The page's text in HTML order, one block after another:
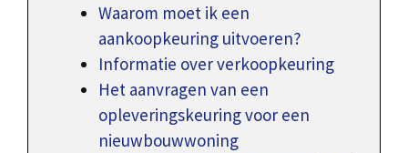
Waarom moet ik een
aankoopkeuring uitvoeren?
Informatie over verkoopkeuring
Het aanvragen van een
opleveringskeuring voor een
nieuwbouwwoning